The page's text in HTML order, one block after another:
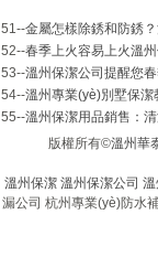
石家莊搬家
杭州為民防水工程有限公
石家莊捷達長途搬家公司
溫州新喜保潔公司
溫州樂家保潔公司
51--金屬怎樣除銹和防銹
52--春季上火容易上火溫
53--溫州保潔公司提醒您
54--溫州專業(yè)別墅保
55--溫州保潔用品銷售：
版權所有©溫州華
溫州保潔 溫州保潔公司 溫
漏公司 杭州專業(yè)防水